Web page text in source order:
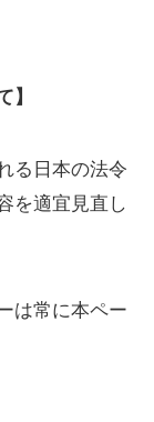
】
る日本の法令
を適宜見直し
は常に本ペー